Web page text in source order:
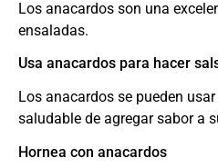
Los anacardos son una
ensaladas.
Usa anacardos para hacer
Los anacardos se pueden
saludable de agregar sabor a
Hornea con anacardos